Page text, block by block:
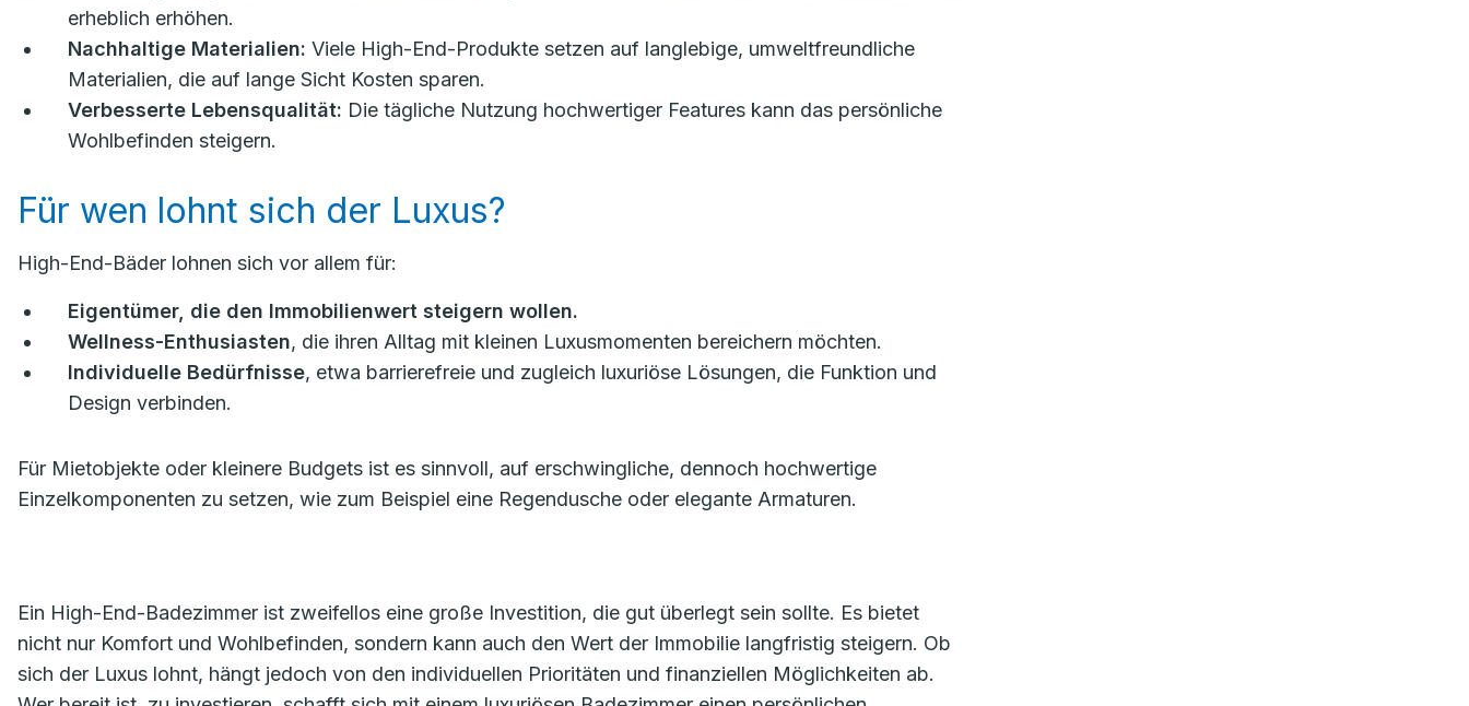
erheblich erhöhen.
Nachhaltige Materialien: Viele High-End-Produkte setzen auf langlebige, umweltfreundliche
Materialien, die auf lange Sicht Kosten sparen.
Verbesserte Lebensqualität: Die tägliche Nutzung hochwertiger Features kann das persönliche
Wohlbefinden steigern.
Für wen lohnt sich der Luxus?
High-End-Bäder lohnen sich vor allem für:
Eigentümer, die den Immobilienwert steigern wollen.
Wellness-Enthusiasten, die ihren Alltag mit kleinen Luxusmomenten bereichern möchten.
Individuelle Bedürfnisse, etwa barrierefreie und zugleich luxuriöse Lösungen, die Funktion und
Design verbinden.
Für Mietobjekte oder kleinere Budgets ist es sinnvoll, auf erschwingliche, dennoch hochwertige
Einzelkomponenten zu setzen, wie zum Beispiel eine Regendusche oder elegante Armaturen.
Ein High-End-Badezimmer ist zweifellos eine große Investition, die gut überlegt sein sollte. Es bietet
nicht nur Komfort und Wohlbefinden, sondern kann auch den Wert der Immobilie langfristig steigern. Ob
sich der Luxus lohnt, hängt jedoch von den individuellen Prioritäten und finanziellen Möglichkeiten ab.